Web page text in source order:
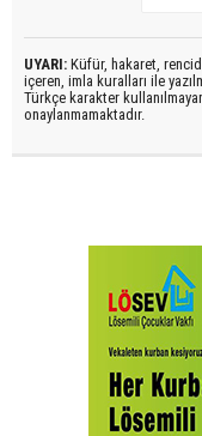
UYARI: Küfür, hakaret,
içeren, imla kuralları ile
Türkçe karakter
onaylanmamaktadır.